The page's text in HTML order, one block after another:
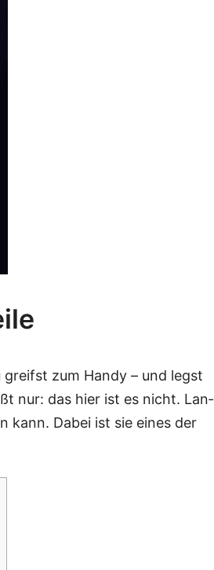
zum Han­dy – und legst
nur: das hier ist es nicht. Lan­
kann. Dabei ist sie eines der